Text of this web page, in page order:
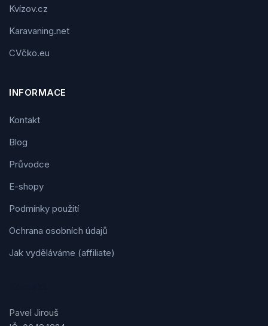
Kvízov.cz
Karavaning.net
CVčko.eu
INFORMACE
Kontakt
Blog
Průvodce
E-shopy
Podmínky použití
Ochrana osobních údajů
Jak vyděláváme (affiliate)
Pavel Jirouš